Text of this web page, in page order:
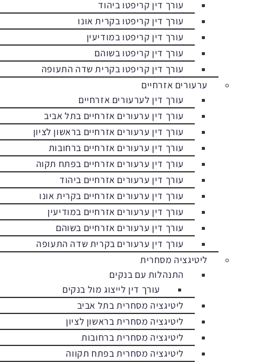
עורך דין קריפטו ביהוד
עורך דין קריפטו בקרית אונו
עורך דין קריפטו במודיעין
עורך דין קריפטו בשוהם
עורך דין קריפטו בקרית שדה התעופה
ערעורים אזרחיים
עורך דין לערעורים אזרחיים
עורך דין ערעורים אזרחיים בתל אביב
עורך דין ערעורים אזרחיים בראשון לציון
עורך דין ערעורים אזרחיים ברחובות
עורך דין ערעורים אזרחיים בפתח תקוה
עורך דין ערעורים אזרחיים ביהוד
עורך דין ערעורים אזרחיים בקרית אונו
עורך דין ערעורים אזרחיים במודיעין
עורך דין ערעורים אזרחיים בשוהם
עורך דין ערעורים בקרית שדה התעופה
ליטיגציה מסחרית
התנהלות עם בנקים
עורך דין לייצוג מול בנקים
ליטיגציה מסחרית בתל אביב
ליטיגציה מסחרית בראשון לציון
ליטיגציה מסחרית ברחובות
ליטיגציה מסחרית בפתח תקווה